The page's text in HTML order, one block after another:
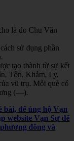
là do Chu Văn
sử dụng phần
tạo thành từ sự kết
Tốn, Khảm, Ly,
vũ trụ. Mỗi quẻ có
(—).
bài, để ủng hộ Vạn
website Vạn Sự để
đông và